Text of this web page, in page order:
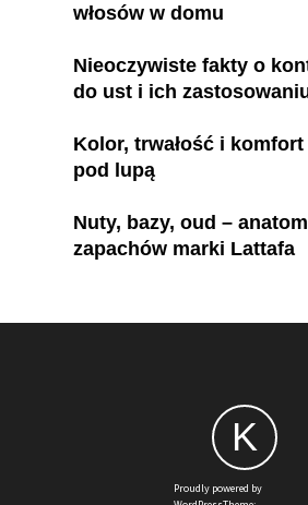
włosów w domu
Nieoczywiste fakty o
do ust i ich
Kolor, trwałość i
pod lupą
Nuty, bazy, oud –
zapachów marki Lattafa
K
Proudly powered by